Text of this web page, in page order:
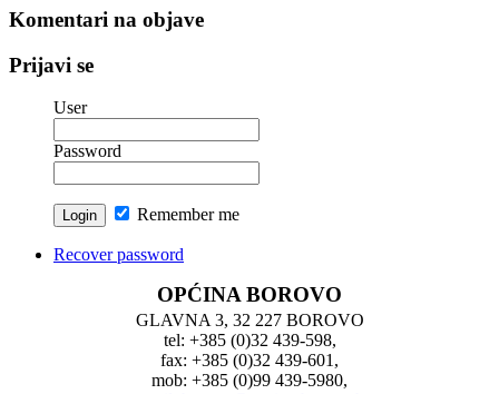
Komentari na objave
Prijavi se
User
Password
Remember me
Recover password
OPĆINA BOROVO
GLAVNA 3, 32 227 BOROVO
tel: +385 (0)32 439-598,
fax: +385 (0)32 439-601,
mob: +385 (0)99 439-5980,